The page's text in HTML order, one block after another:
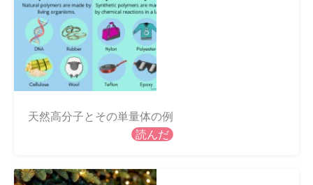
天然高分子とその単量体の例
読んだ